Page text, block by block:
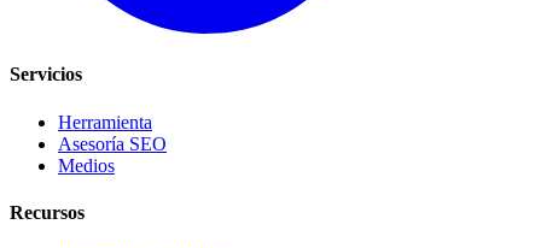
Servicios
Herramienta
Asesoría SEO
Medios
Recursos